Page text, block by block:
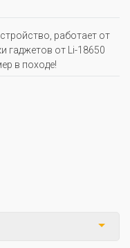
работает от
гаджетов от Li-18650
в походе!